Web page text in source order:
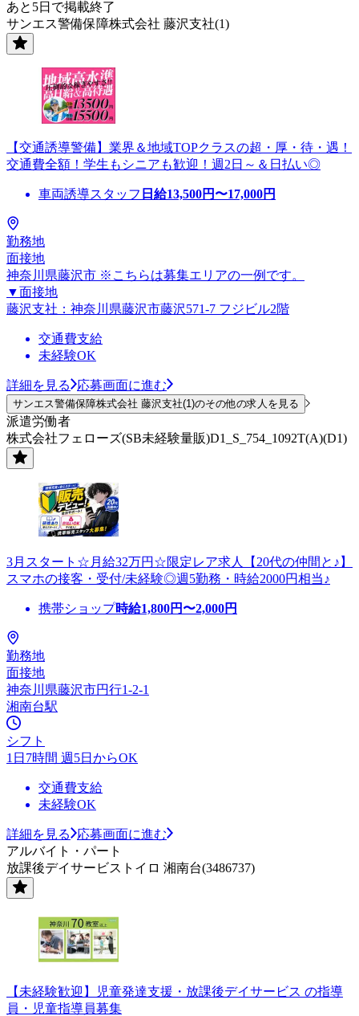
あと5日で掲載終了
サンエス警備保障株式会社 藤沢支社(1)
【交通誘導警備】業界＆地域TOPクラスの超・厚・待・遇！
交通費全額！学生もシニアも歓迎！週2日～＆日払い◎
車両誘導スタッフ 日給13,500円〜17,000円
勤務地
面接地
神奈川県藤沢市 ※こちらは募集エリアの一例です。
▼面接地
藤沢支社：神奈川県藤沢市藤沢571-7 フジビル2階
交通費支給
未経験OK
詳細を見る 応募画面に進む
サンエス警備保障株式会社 藤沢支社(1)のその他の求人を見る
派遣労働者
株式会社フェローズ(SB未経験量販)D1_S_754_1092T(A)(D1)
3月スタート☆月給32万円☆限定レア求人【20代の仲間と♪】
スマホの接客・受付/未経験◎週5勤務・時給2000円相当♪
携帯ショップ時給1,800円〜2,000円
勤務地
面接地
神奈川県藤沢市円行1-2-1
湘南台駅
シフト
1日7時間 週5日からOK
交通費支給
未経験OK
詳細を見る
応募画面に進む
アルバイト・パート
放課後デイサービストイロ 湘南台(3486737)
【未経験歓迎】児童発達支援・放課後デイサービス の指導
員・児童指導員募集